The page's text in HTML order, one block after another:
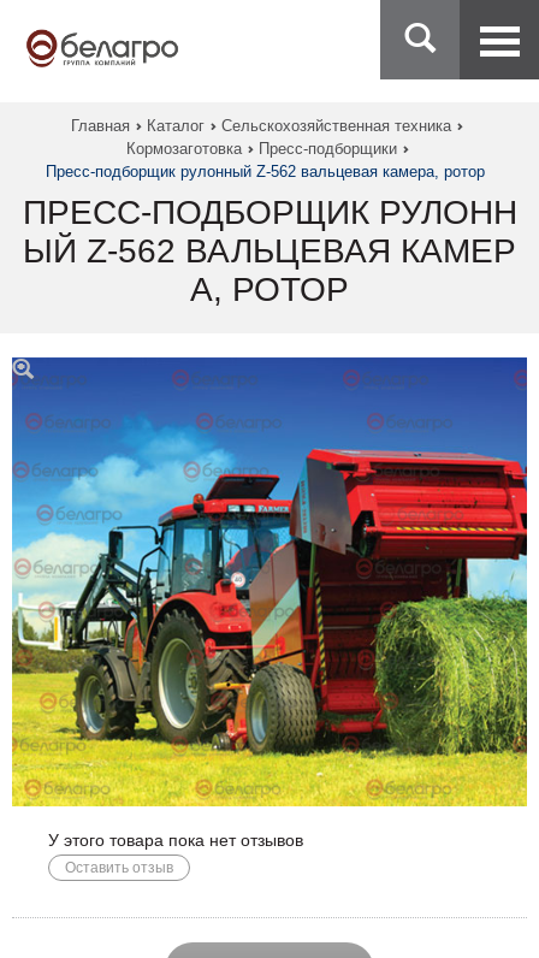
Главная Каталог
Сельскохозяйственная техника
Кормозаготовка
Пресс-подборщики
Пресс-подборщик рулонный Z-562 вальцевая камера, ротор
ПРЕСС-ПОДБОРЩИК РУЛОНН
ЫЙ Z-562 ВАЛЬЦЕВАЯ КАМЕР
А, РОТОР
У этого товара пока нет отзывов
Оставить отзыв